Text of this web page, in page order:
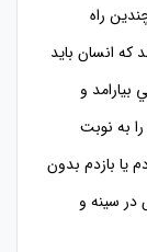
راه
كه انسان بايد
خلوتي بيارامد و
به نوبت
يا بازدم بدون
سينه و